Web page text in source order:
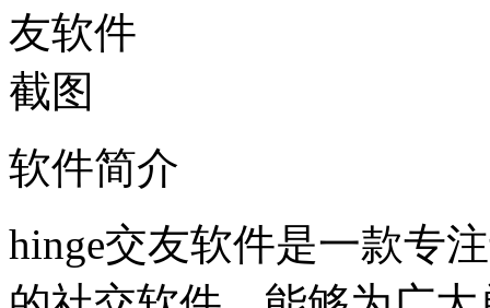
软件简介
hinge交友软件是一款专